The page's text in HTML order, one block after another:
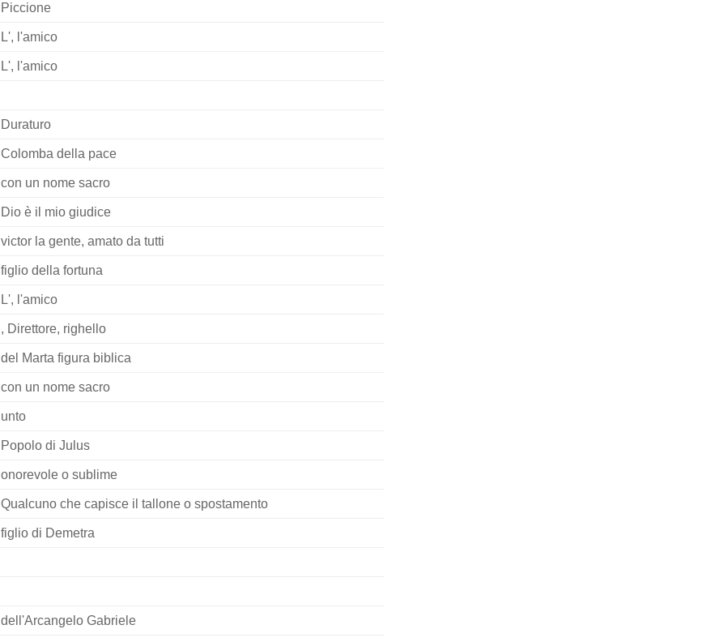
Piccione
L', l'amico
L', l'amico
Duraturo
Colomba della pace
con un nome sacro
Dio è il mio giudice
victor la gente, amato da tutti
figlio della fortuna
L', l'amico
, Direttore, righello
del Marta figura biblica
con un nome sacro
unto
Popolo di Julus
onorevole o sublime
Qualcuno che capisce il tallone o spostamento
figlio di Demetra
dell'Arcangelo Gabriele